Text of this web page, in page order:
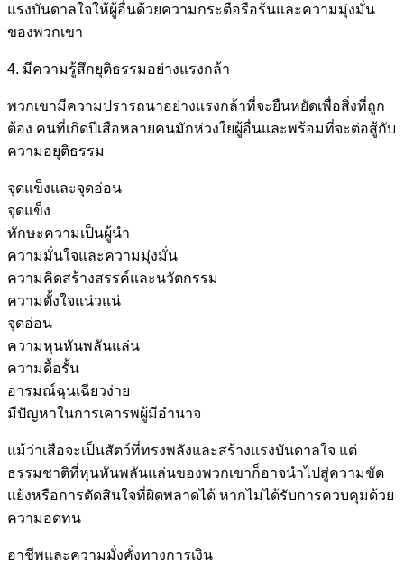
แรงบันดาลใจให้ผู้อื่นด้วยความกระตือรือร้นและความมุ่งมั่น
ของพวกเขา
4. มีความรู้สึกยุติธรรมอย่างแรงกล้า
พวกเขามีความปรารถนาอย่างแรงกล้าที่จะยืนหยัดเพื่อสิ่งที่ถูก
ต้อง คนที่เกิดปีเสือหลายคนมักห่วงใยผู้อื่นและพร้อมที่จะต่อสู้กับ
ความอยุติธรรม
จุดแข็งและจุดอ่อน
จุดแข็ง
ทักษะความเป็นผู้นำ
ความมั่นใจและความมุ่งมั่น
ความคิดสร้างสรรค์และนวัตกรรม
ความตั้งใจแน่วแน่
จุดอ่อน
ความหุนหันพลันแล่น
ความดื้อรั้น
อารมณ์ฉุนเฉียวง่าย
มีปัญหาในการเคารพผู้มีอำนาจ
แม้ว่าเสือจะเป็นสัตว์ที่ทรงพลังและสร้างแรงบันดาลใจ แต่
ธรรมชาติที่หุนหันพลันแล่นของพวกเขาก็อาจนำไปสู่ความขัด
แย้งหรือการตัดสินใจที่ผิดพลาดได้ หากไม่ได้รับการควบคุมด้วย
ความอดทน
อาชีพและความมั่งคั่งทางการเงิน